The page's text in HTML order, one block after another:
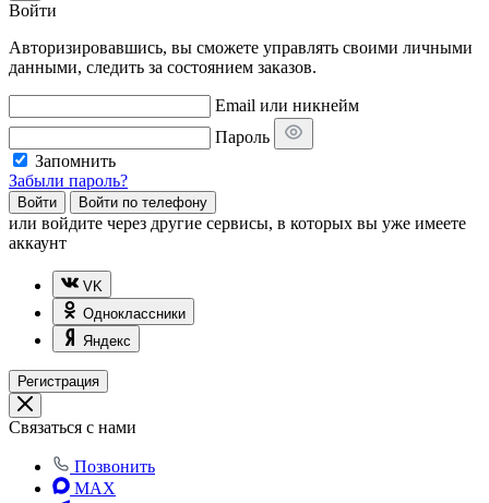
Войти
Авторизировавшись, вы сможете управлять своими личными
данными, следить за состоянием заказов.
Email или никнейм
Пароль
Запомнить
Забыли пароль?
Войти Войти по телефону
или войдите через другие сервисы, в которых вы уже имеете
аккаунт
VK
Одноклассники
Яндекс
Регистрация
Связаться с нами
Позвонить
MAX